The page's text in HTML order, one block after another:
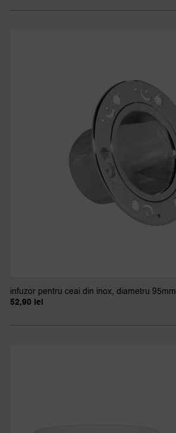
infuzor pentru ceai din inox, diametru 95mm
52,90
lei